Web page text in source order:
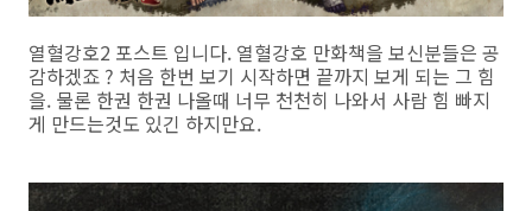
열혈강호2 포스트 입니다. 열혈강호 만화책을 보신분들은 공
감하겠죠 ? 처음 한번 보기 시작하면 끝까지 보게 되는 그 힘
을. 물론 한권 한권 나올때 너무 천천히 나와서 사람 힘 빠지
게 만드는것도 있긴 하지만요.